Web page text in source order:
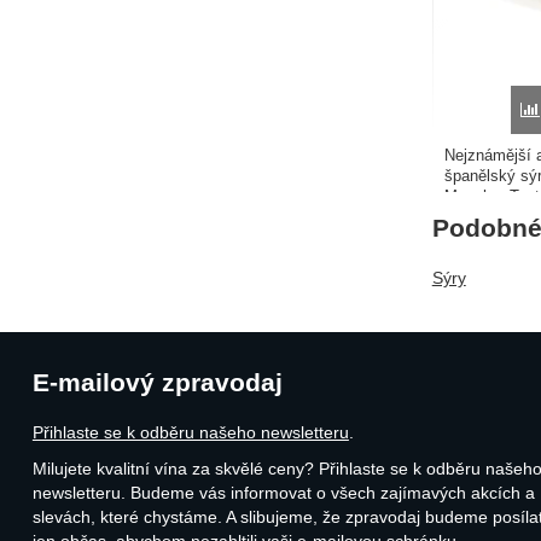
Nejznámější
španělský
Mancha.
měsíců, kdy
částečnému
Sýry
E-mailový zpravodaj
Přihlaste se k odběru našeho newsletteru.
Milujete kvalitní vína za skvělé ceny? Přihlaste se k odběru našeho
newsletteru. Budeme vás informovat o všech zajímavých akcích a
slevách, které chystáme. A slibujeme, že zpravodaj budeme